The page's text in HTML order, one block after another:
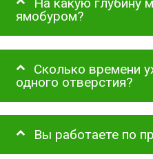
На какую глубину
ямобуром?
Сколько времени
одного отверстия?
Вы работаете по